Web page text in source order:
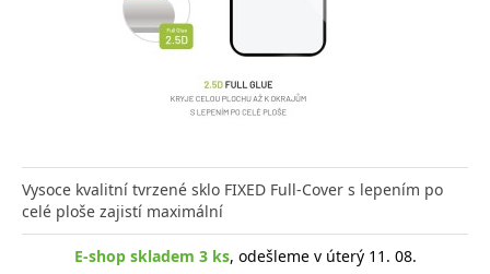
Vysoce kvalitní tvrzené sklo FIXED Full-Cover s lepením po
celé ploše zajistí maximální
E-shop skladem 3 ks, odešleme v úterý 11. 08.